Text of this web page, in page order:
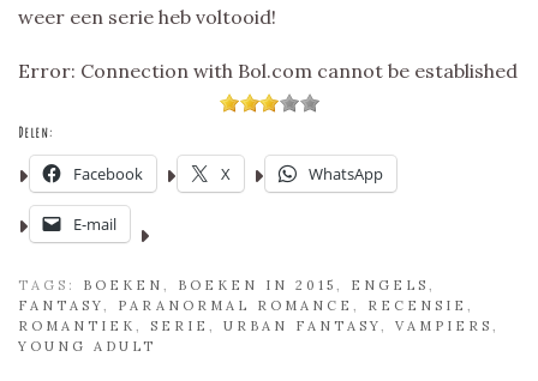
weer een serie heb voltooid!
Error: Connection with Bol.com cannot be established
Delen:
Facebook X WhatsApp
E-mail
TAGS: BOEKEN BOEKEN IN 2015 ENGELS
FANTASY
PARANORMAL ROMANCE RECENSIE
ROMANTIEK
SERIE URBAN FANTASY VAMPIERS
YOUNG ADULT